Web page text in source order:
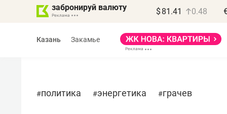
забронируй валюту $ 81.41 0.48
Казань Закамье
#политика #энергетика #грачев